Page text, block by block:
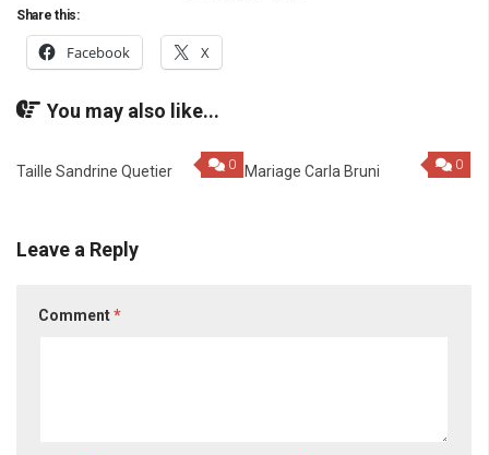
Share this:
Facebook X
You may also like...
0
Taille Sandrine Quetier 0
Mariage Carla Bruni
Leave a Reply
Comment*